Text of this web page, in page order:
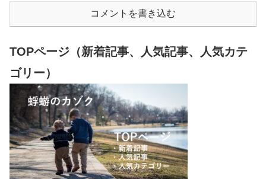
コメントを書き込む
TOPページ（新着記事、人気記事、人気カテ
ゴリー）